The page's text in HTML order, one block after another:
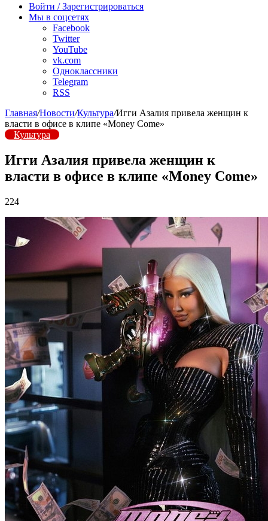
радио
Войти / Зарегистрироваться
Мы в соцсетях
Facebook
Twitter
YouTube
vk.com
Одноклассники
Telegram
RSS
Главная/Новости/Культура/Игги Азалия привела женщин к
власти в офисе в клипе «Money Come»
Культура
Игги Азалия привела женщин к
власти в офисе в клипе «Money Come»
224